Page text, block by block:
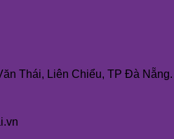
Thái, Liên Chiểu, TP Đà Nẵng.